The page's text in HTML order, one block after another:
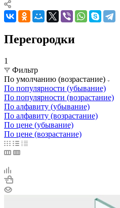
Перегородки
1
Фильтр
По умолчанию (возрастание)
По популярности (убывание)
По популярности (возрастание)
По алфавиту (убывание)
По алфавиту (возрастание)
По цене (убывание)
По цене (возрастание)